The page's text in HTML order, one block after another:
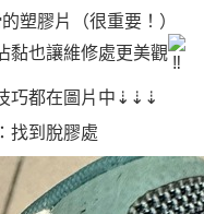
塑膠片（很重要！）
黏也讓維修處更美觀
巧都在圖片中⇣⇣⇣
找到脫膠處